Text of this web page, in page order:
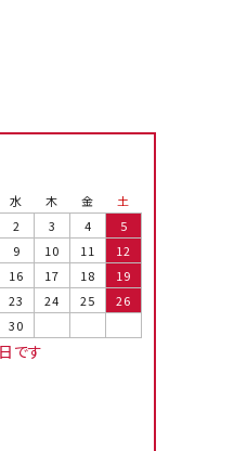
水 木 金
土
2 3 4
5
9 10 11
12
16 17 18
19
23 24 25
26
30
です